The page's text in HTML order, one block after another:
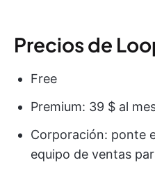
Precios de
Free
Premium: 39 $ al
Corporación: ponte
equipo de ventas